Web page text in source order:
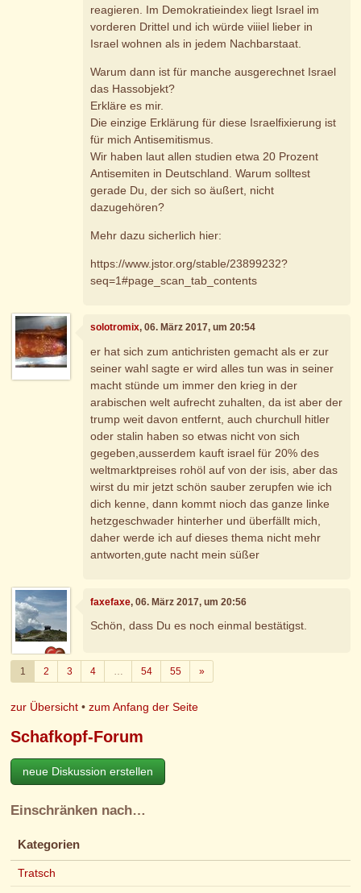
reagieren. Im Demokratieindex liegt Israel im
vorderen Drittel und ich würde viiiel lieber in
Israel wohnen als in jedem Nachbarstaat.
Warum dann ist für manche ausgerechnet Israel
das Hassobjekt?
Erkläre es mir.
Die einzige Erklärung für diese Israelfixierung ist
für mich Antisemitismus.
Wir haben laut allen studien etwa 20 Prozent
Antisemiten in Deutschland. Warum solltest
gerade Du, der sich so äußert, nicht
dazugehören?
Mehr dazu sicherlich hier:
https://www.jstor.org/stable/23899232?
seq=1#page_scan_tab_contents
solotromix, 06. März 2017, um 20:54
er hat sich zum antichristen gemacht als er zur
seiner wahl sagte er wird alles tun was in seiner
macht stünde um immer den krieg in der
arabischen welt aufrecht zuhalten, da ist aber der
trump weit davon entfernt, auch churchull hitler
oder stalin haben so etwas nicht von sich
gegeben,ausserdem kauft israel für 20% des
weltmarktpreises rohöl auf von der isis, aber das
wirst du mir jetzt schön sauber zerupfen wie ich
dich kenne, dann kommt nioch das ganze linke
hetzgeschwader hinterher und überfällt mich,
daher werde ich auf dieses thema nicht mehr
antworten,gute nacht mein süßer
faxefaxe, 06. März 2017, um 20:56
Schön, dass Du es noch einmal bestätigst.
1 2 3 4 … 54 55 »Weiter
zur Übersicht •zum Anfang der Seite
Schafkopf-Forum
neue Diskussion erstellen
Einschränken nach…
Kategorien
Tratsch